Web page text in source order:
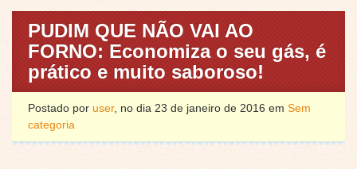
PUDIM QUE NÃO VAI AO
FORNO: Economiza o seu gás, é
prático e muito saboroso!
Postado por user, no dia 23 de janeiro de 2016 em Sem
categoria